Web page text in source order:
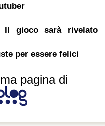
Il gioco sarà rivelato
per essere felici
pagina di